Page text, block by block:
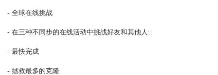
- 全球在线挑战
- 在三种不同步的在线活动中挑战好友和其他人:
- 最快完成
- 拯救最多的克隆